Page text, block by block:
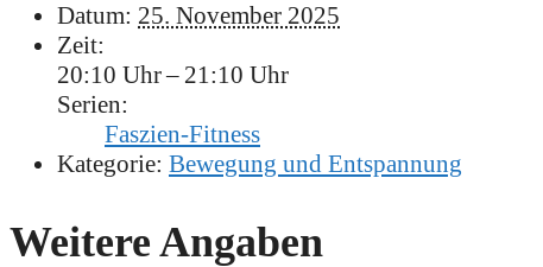
Datum: 25. November 2025
Zeit:
20:10 Uhr – 21:10 Uhr
Serien:
Faszien-Fitness
Kategorie: Bewegung und Entspannung
Weitere Angaben